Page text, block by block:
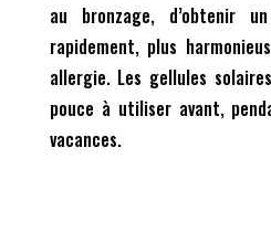
au bronzage, d’obtenir
rapidement, plus
allergie. Les gellules
pouce à utiliser avant,
vacances.